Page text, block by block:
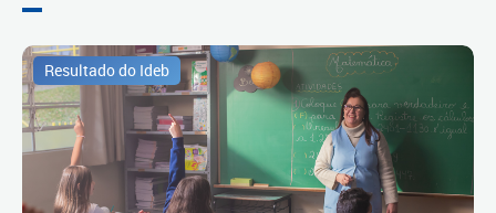
Resultado do Ideb